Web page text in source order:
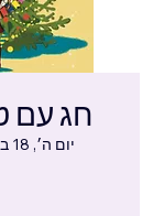
חג עם
יום ה׳, 18 בדצמ׳